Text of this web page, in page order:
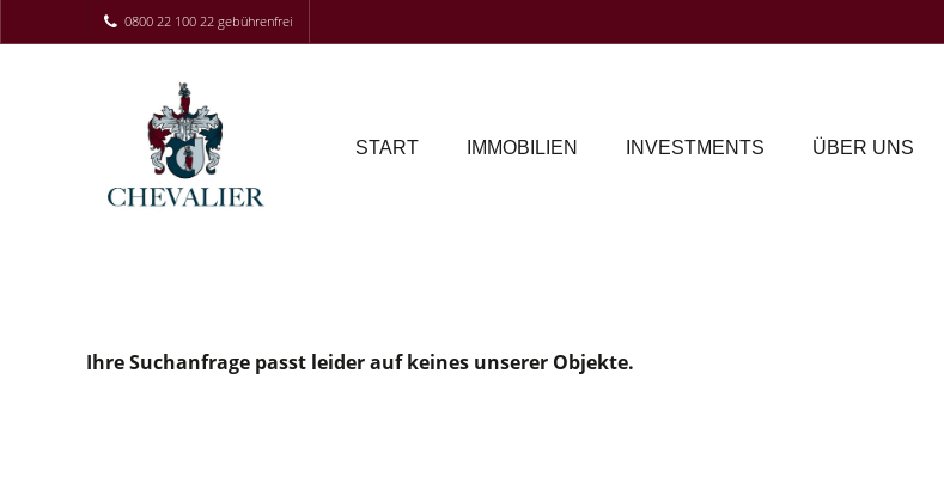
0800 22 100 22 gebührenfrei
START IMMOBILIEN INVESTMENTS ÜBER UNS
Ihre Suchanfrage passt leider auf keines unserer Objekte.